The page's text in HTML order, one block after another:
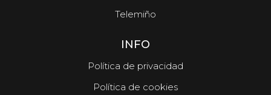
Telemiño
INFO
Política de privacidad
Política de cookies